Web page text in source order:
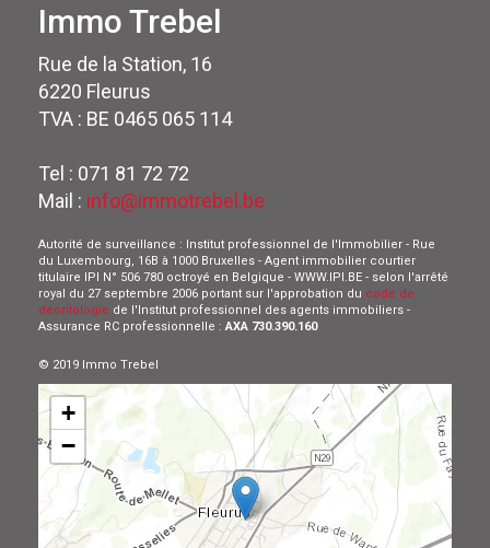
Immo Trebel
Rue de la Station, 16
6220 Fleurus
TVA : BE 0465 065 114
Tel : 071 81 72 72
Mail : info@immotrebel.be
Autorité de surveillance : Institut professionnel de l'Immobilier - Rue
du Luxembourg, 16B à 1000 Bruxelles - Agent immobilier courtier
titulaire IPI N° 506 780 octroyé en Belgique - WWW.IPI.BE - selon l'arrêté
royal du 27 septembre 2006 portant sur l'approbation du code de
déontologie de l'Institut professionnel des agents immobiliers -
Assurance RC professionnelle :AXA 730.390.160
© 2019 Immo Trebel
+
−